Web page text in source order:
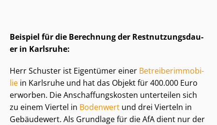
Beispiel für die Berechnung der Rest­nut­zungs­dau­
er in Karlsruhe:
Herr Schuster ist Eigentümer einer Be­trei­ber­im­mo­bi­
lie in Karlsruhe und hat das Objekt für 400.000 Euro
erworben. Die An­schaf­fungs­kos­ten unterteilen sich
zu einem Viertel in Bodenwert und drei Vierteln in
Gebäudewert. Als Grundlage für die AfA dient nur der